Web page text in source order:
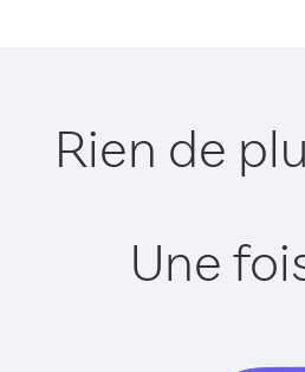
Rien de
Une